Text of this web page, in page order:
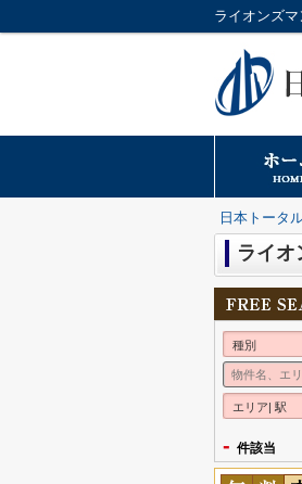
日本トータ
ライオ
種別
エリア| 駅
- 件該当